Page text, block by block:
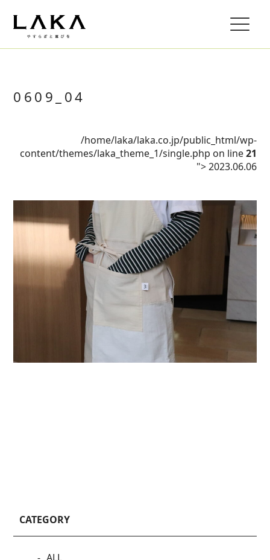
0609_04
/home/laka/laka.co.jp/public_html/wp-
content/themes/laka_theme_1/single.php on line21
">2023.06.06
CATEGORY